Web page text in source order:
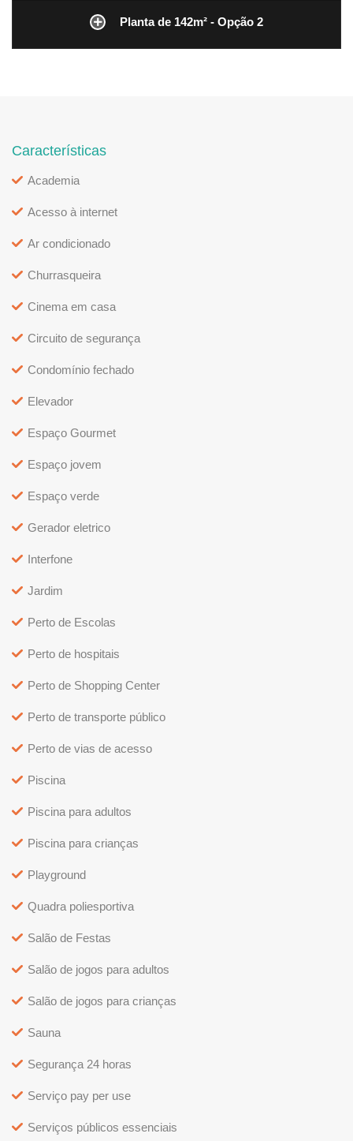
Planta de 142m² - Opção 2
Características
Academia
Acesso à internet
Ar condicionado
Churrasqueira
Cinema em casa
Circuito de segurança
Condomínio fechado
Elevador
Espaço Gourmet
Espaço jovem
Espaço verde
Gerador eletrico
Interfone
Jardim
Perto de Escolas
Perto de hospitais
Perto de Shopping Center
Perto de transporte público
Perto de vias de acesso
Piscina
Piscina para adultos
Piscina para crianças
Playground
Quadra poliesportiva
Salão de Festas
Salão de jogos para adultos
Salão de jogos para crianças
Sauna
Segurança 24 horas
Serviço pay per use
Serviços públicos essenciais